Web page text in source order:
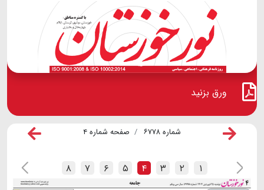
ورق بزنید
شماره ۶۷۷۸ صفحه شماره ۴
۱ ۲ ۳ ۴ ۵ ۶ ۷ ۸